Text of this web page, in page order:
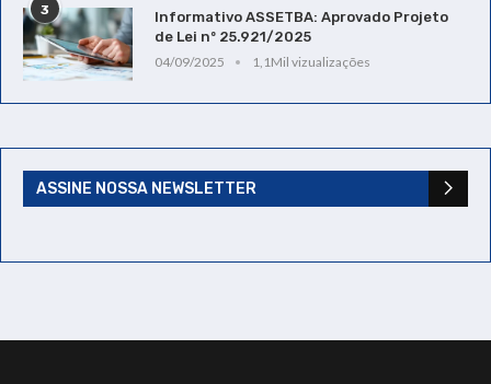
3
Informativo ASSETBA: Aprovado Projeto
de Lei nº 25.921/2025
04/09/2025
1,1Mil vizualizações
ASSINE NOSSA NEWSLETTER